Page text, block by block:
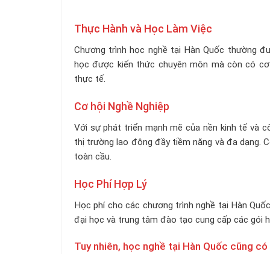
Thực Hành và Học Làm Việc
Chương trình học nghề tại Hàn Quốc thường
học được kiến thức chuyên môn mà còn có
thực tế.
Cơ hội Nghề Nghiệp
Với sự phát triển mạnh mẽ của nền kinh tế và
thị trường lao động đầy tiềm năng và đa dạng.
toàn cầu.
Học Phí Hợp Lý
Học phí cho các chương trình nghề tại Hàn
đại học và trung tâm đào tạo cung cấp các gói
Tuy nhiên, học nghề tại Hàn Quốc cũng